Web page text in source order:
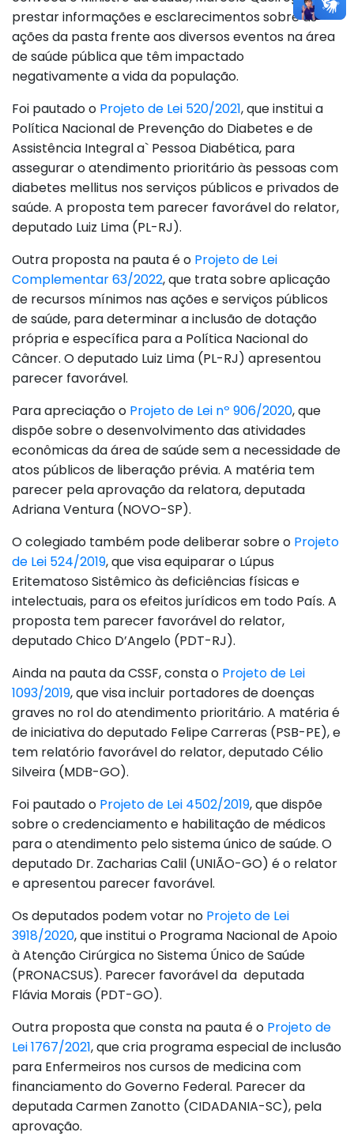
prestar informações e esclarecimentos sobre as
ações da pasta frente aos diversos eventos na área
de saúde pública que têm impactado
negativamente a vida da população.
Foi pautado o Projeto de Lei 520/2021, que institui a
Política Nacional de Prevenção do Diabetes e de
Assistência Integral a` Pessoa Diabética, para
assegurar o atendimento prioritário às pessoas com
diabetes mellitus nos serviços públicos e privados de
saúde. A proposta tem parecer favorável do relator,
deputado Luiz Lima (PL-RJ).
Outra proposta na pauta é o Projeto de Lei
Complementar 63/2022, que trata sobre aplicação
de recursos mínimos nas ações e serviços públicos
de saúde, para determinar a inclusão de dotação
própria e específica para a Política Nacional do
Câncer. O deputado Luiz Lima (PL-RJ) apresentou
parecer favorável.
Para apreciação o Projeto de Lei nº 906/2020, que
dispõe sobre o desenvolvimento das atividades
econômicas da área de saúde sem a necessidade de
atos públicos de liberação prévia. A matéria tem
parecer pela aprovação da relatora, deputada
Adriana Ventura (NOVO-SP).
O colegiado também pode deliberar sobre o Projeto
de Lei 524/2019, que visa equiparar o Lúpus
Eritematoso Sistêmico às deficiências físicas e
intelectuais, para os efeitos jurídicos em todo País. A
proposta tem parecer favorável do relator,
deputado Chico D’Angelo (PDT-RJ).
Ainda na pauta da CSSF, consta o Projeto de Lei
1093/2019, que visa incluir portadores de doenças
graves no rol do atendimento prioritário. A matéria é
de iniciativa do deputado Felipe Carreras (PSB-PE), e
tem relatório favorável do relator, deputado Célio
Silveira (MDB-GO).
Foi pautado o Projeto de Lei 4502/2019, que dispõe
sobre o credenciamento e habilitação de médicos
para o atendimento pelo sistema único de saúde. O
deputado Dr. Zacharias Calil (UNIÃO-GO) é o relator
e apresentou parecer favorável.
Os deputados podem votar no Projeto de Lei
3918/2020, que institui o Programa Nacional de Apoio
à Atenção Cirúrgica no Sistema Único de Saúde
(PRONACSUS). Parecer favorável da deputada
Flávia Morais (PDT-GO).
Outra proposta que consta na pauta é o Projeto de
Lei 1767/2021, que cria programa especial de inclusão
para Enfermeiros nos cursos de medicina com
financiamento do Governo Federal. Parecer da
deputada Carmen Zanotto (CIDADANIA-SC), pela
aprovação.